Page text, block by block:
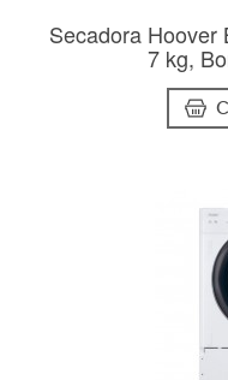
Secadora Hoover
7 kg,